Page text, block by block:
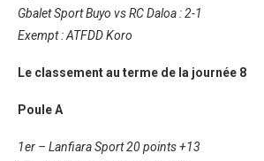
Gbalet Sport Buyo vs RC Daloa : 2-1
Exempt : ATFDD Koro
Le classement au terme de la journée 8
Poule A
1er – Lanfiara Sport 20 points +13